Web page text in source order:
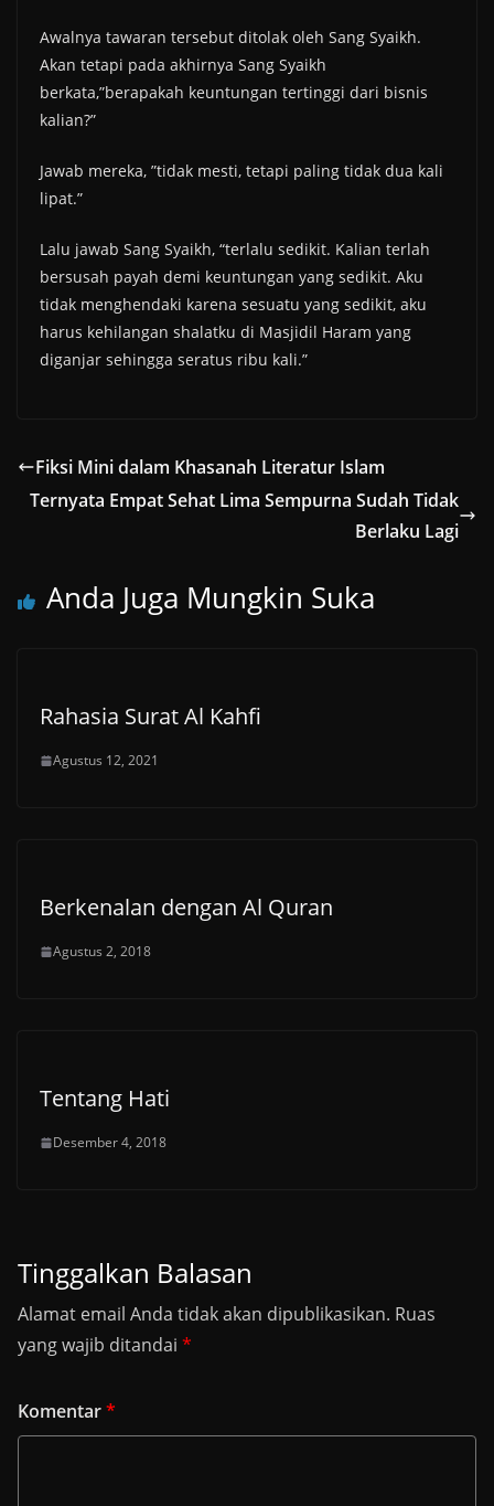
Awalnya tawaran tersebut ditolak oleh Sang Syaikh.
Akan tetapi pada akhirnya Sang Syaikh
berkata,”berapakah keuntungan tertinggi dari bisnis
kalian?”
Jawab mereka, ”tidak mesti, tetapi paling tidak dua kali
lipat.”
Lalu jawab Sang Syaikh, “terlalu sedikit. Kalian terlah
bersusah payah demi keuntungan yang sedikit. Aku
tidak menghendaki karena sesuatu yang sedikit, aku
harus kehilangan shalatku di Masjidil Haram yang
diganjar sehingga seratus ribu kali.”
Fiksi Mini dalam Khasanah Literatur Islam
Ternyata Empat Sehat Lima Sempurna Sudah Tidak
Berlaku Lagi
Anda Juga Mungkin Suka
Rahasia Surat Al Kahfi
Agustus 12, 2021
Berkenalan dengan Al Quran
Agustus 2, 2018
Tentang Hati
Desember 4, 2018
Tinggalkan Balasan
Alamat email Anda tidak akan dipublikasikan. Ruas
yang wajib ditandai *
Komentar*